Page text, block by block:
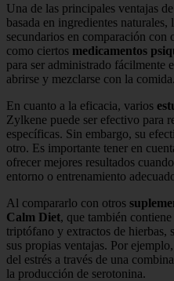
Una de las principales ventajas de
basada en ingredientes
secundarios en comparación con
como ciertos medicamentos
para ser administrado fácilmente
abrirse y mezclarse con la comida.
En cuanto a la eficacia, varios
Zylkene puede ser efectivo para
específicas. Sin embargo, su
otro. Es importante tener en
ofrecer mejores resultados
entorno o entrenamiento
Al compararlo con otros
Calm Diet, que también
triptófano y extractos de hierbas,
sus propias ventajas. Por
del estrés a través de una
la producción de serotonina.